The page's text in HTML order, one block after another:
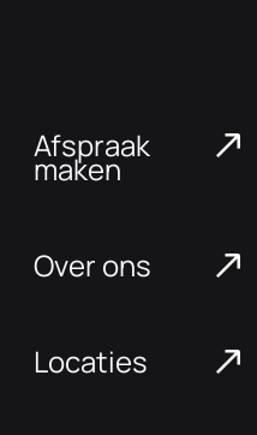
Afspraak
maken
Over ons
Locaties
Reserved.